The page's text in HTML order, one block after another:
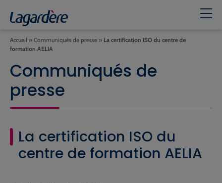
Accueil » Communiqués de presse » La certification ISO du centre de
formation AELIA
Communiqués de
presse
La certification ISO du
centre de formation AELIA